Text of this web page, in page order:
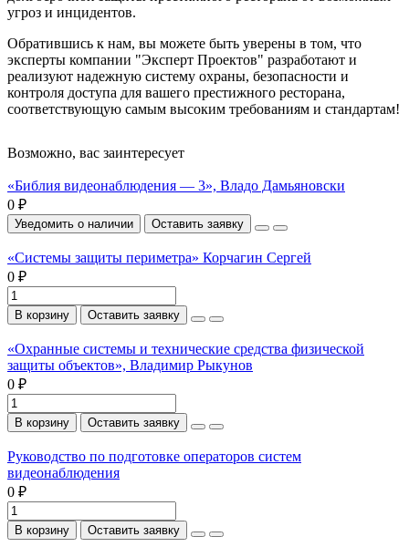
угроз и инцидентов.
Обратившись к нам, вы можете быть уверены в том, что
эксперты компании "Эксперт Проектов" разработают и
реализуют надежную систему охраны, безопасности и
контроля доступа для вашего престижного ресторана,
соответствующую самым высоким требованиям и стандартам!
Возможно, вас заинтересует
«Библия видеонаблюдения — 3», Владо Дамьяновски
0 ₽
Уведомить о наличии Оставить заявку
«Системы защиты периметра» Корчагин Сергей
0 ₽
В корзину Оставить заявку
«Охранные системы и технические средства физической
защиты объектов», Владимир Рыкунов
0 ₽
В корзину Оставить заявку
Руководство по подготовке операторов систем
видеонаблюдения
0 ₽
В корзину Оставить заявку